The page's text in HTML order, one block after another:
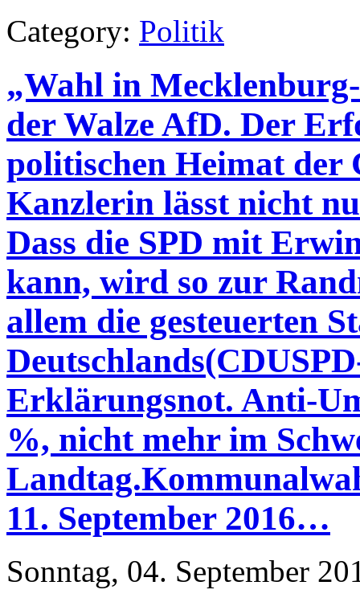
Category: Politik
„Wahl in
der Walze AfD. Der
politischen Heimat der
Kanzlerin lässt nicht
Dass die SPD mit
kann, wird so zur
allem die gesteuerten
Erklärungsnot. Anti-
%, nicht mehr im
11. September 2016…
Sonntag, 04. September